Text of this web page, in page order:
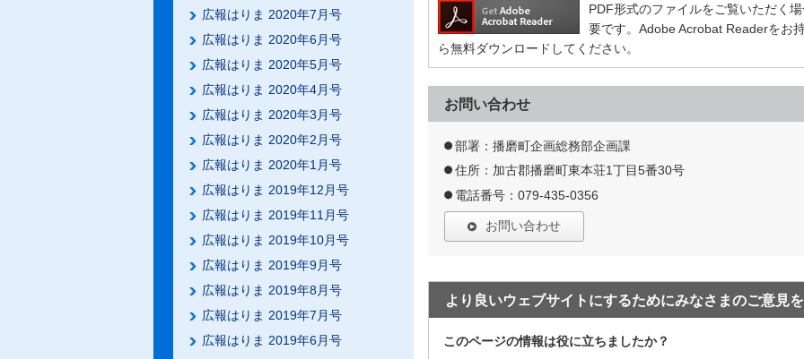
広報はりま 2020年7月号
広報はりま 2020年6月号
広報はりま 2020年5月号
広報はりま 2020年4月号
広報はりま 2020年3月号
広報はりま 2020年2月号
広報はりま 2020年1月号
広報はりま 2019年12月号
広報はりま 2019年11月号
広報はりま 2019年10月号
広報はりま 2019年9月号
広報はりま 2019年8月号
広報はりま 2019年7月号
広報はりま 2019年6月号
PDF形式のファイルをご覧いただく
要です。Adobe Acrobat Readerをお
ら無料ダウンロードしてください。
お問い合わせ
部署：播磨町企画総務部企画課
住所：加古郡播磨町東本荘1丁目5番30号
電話番号：079-435-0356
お問い合わせ
より良いウェブサイトにするためにみなさまのご意見
このページの情報は役に立ちましたか？